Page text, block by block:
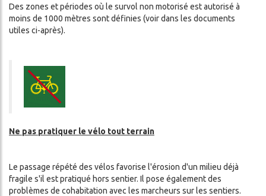
Des zones et périodes où le survol non motorisé est autorisé à
moins de 1000 mètres sont définies (voir dans les documents
utiles ci-après).
Ne pas pratiquer le vélo tout terrain
Le passage répété des vélos favorise l'érosion d'un milieu déjà
fragile s'il est pratiqué hors sentier. Il pose également des
problèmes de cohabitation avec les marcheurs sur les sentiers.